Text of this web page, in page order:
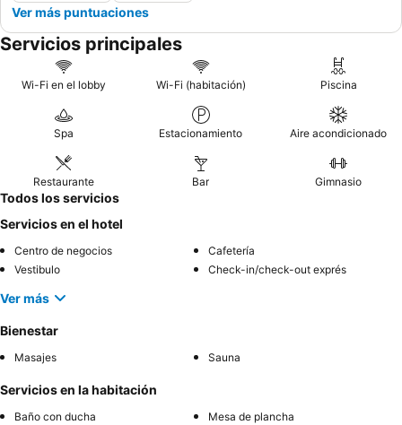
Ver más puntuaciones
Servicios principales
Wi-Fi en el lobby Wi-Fi (habitación) Piscina
Spa Estacionamiento Aire acondicionado
Restaurante Bar Gimnasio
Todos los servicios
Servicios en el hotel
Centro de negocios
Cafetería
Vestibulo
Check-in/check-out exprés
Ver más
Bienestar
Masajes Sauna
Servicios en la habitación
Baño con ducha Mesa de plancha